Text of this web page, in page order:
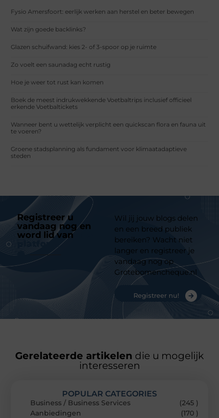
Fysio Amersfoort: eerlijk werken aan herstel en beter bewegen
Wat zijn goede backlinks?
Glazen schuifwand: kies 2- of 3-spoor op je ruimte
Zo voelt een saunadag echt rustig
Hoe je weer tot rust kan komen
Boek de meest indrukwekkende Voetbaltrips inclusief officieel
erkende Voetbaltickets
Wanneer bent u wettelijk verplicht een quickscan flora en fauna uit
te voeren?
Groene stadsplanning als fundament voor klimaatadaptieve
steden
Registreer u
vandaag nog en
word lid van
platform
Wil jij jouw blogs delen
en een breed publiek
bereiken? Wacht niet
langer en registreer je
vandaag nog op
Grotebomencheque.nl
Registreer nu!
Gerelateerde artikelen die u mogelijk
interesseren
POPULAR CATEGORIES
Business / Business Services
(245 )
Aanbiedingen
(170 )